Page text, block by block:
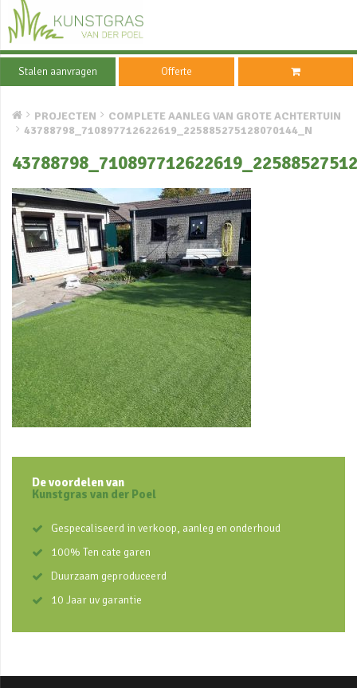
Stalen aanvragen Offerte
PROJECTEN
COMPLETE AANLEG VAN GROTE ACHTERTUIN
43788798_710897712622619_225885275128070144_N
De voordelen van
Kunstgras van der Poel
Gespecaliseerd in verkoop, aanleg en onderhoud
100% Ten cate garen
Duurzaam geproduceerd
10 Jaar uv garantie